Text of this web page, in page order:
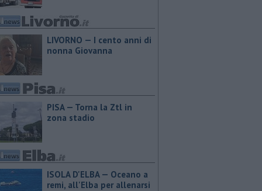
LIVORNO — I cento anni di
nonna Giovanna
PISA — Torna la Ztl in
zona stadio
ISOLA D'ELBA — Oceano a
remi, all'Elba per allenarsi